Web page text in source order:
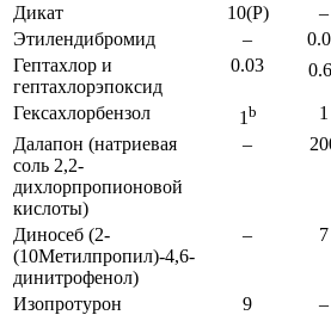
Дикат
10(P) –
Этилендибромид
–
Гептахлор и
гептахлорэпоксид
0.03 0.6
Гексахлорбензол 1 b 1
Далапон (натриевая
соль 2,2-
дихлорпропионовой
кислоты)
–
Диносеб (2-
(10Метилпропил)-4,6-
динитрофенол)
– 7
Изопротурон 9 –